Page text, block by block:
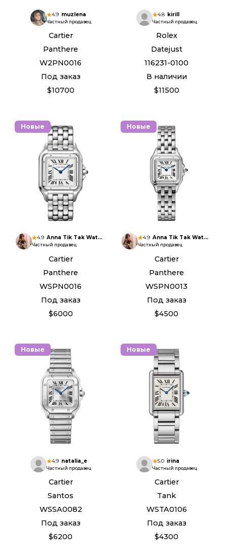
4.9 muzlena
Частный продавец
Cartier
Panthere
W2PN0016
Под заказ
$10700
4.8 kirill
Частный продавец
Rolex
Datejust
116231-0100
В наличии
$11500
Новые
4.9 Anna Tik Tak Watches
Частный продавец
Cartier
Panthere
WSPN0016
Под заказ
$6000
Новые
4.9 Anna Tik Tak Watches
Частный продавец
Cartier
Panthere
WSPN0013
Под заказ
$4500
Новые
4.9 natalia_e
Частный продавец
Cartier
Santos
WSSA0082
Под заказ
$6200
Новые
5.0 irina
Частный продавец
Cartier
Tank
WSTA0106
Под заказ
$4300